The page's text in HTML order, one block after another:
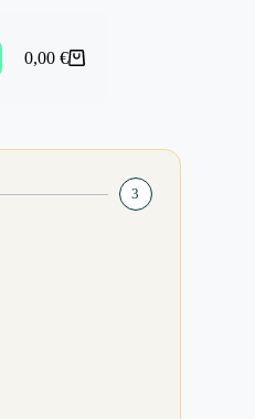
0,00 €
3